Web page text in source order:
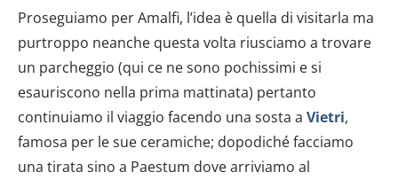
Proseguiamo per Amalfi, l’idea è quella di visitarla ma
purtroppo neanche questa volta riusciamo a trovare
un parcheggio (qui ce ne sono pochissimi e si
esauriscono nella prima mattinata) pertanto
continuiamo il viaggio facendo una sosta a Vietri,
famosa per le sue ceramiche; dopodiché facciamo
una tirata sino a Paestum dove arriviamo al